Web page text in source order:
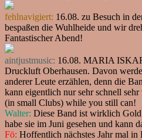
fehlnavigiert: 16.08. zu Besuch in
bespaßen die Wuhlheide und wir
Fantastischer Abend!
aintjustmusic: 16.08. MARIA
Druckluft Oberhausen. Davon
anderer Leute erzählen, denn die
kann eigentlich nur sehr schnell
(in small Clubs) while you still can!
Walter: Diese Band ist wirklich
habe sie im Juni gesehen und kann
Fö: Hoffentlich nächstes Jahr mal in